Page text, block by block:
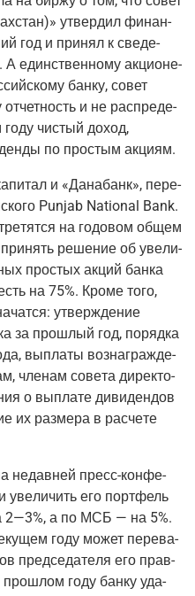
)» утвер­дил финан­
год и при­нял к све­де­
А един­ствен­но­му акци­о­не­
бан­ку, совет
и не рас­пре­де­
чистый доход,
по про­стым акциям.
и «Дана­банк», пере­
Punjab National Bank.
на годо­вом общем
реше­ние об уве­ли­
про­стых акций бан­ка
на 75%. Кро­ме того,
утвер­жде­ние
за про­шлый год, поряд­ка
выпла­ты воз­на­граж­де­
чле­нам сове­та дирек­то­
о выпла­те диви­ден­дов
их раз­ме­ра в рас­че­те
недав­ней пресс-кон­фе­
уве­ли­чить его порт­фель
2—3%, а по МСБ — на 5%.
году может пере­ва­
пред­се­да­те­ля его прав­
году бан­ку уда­